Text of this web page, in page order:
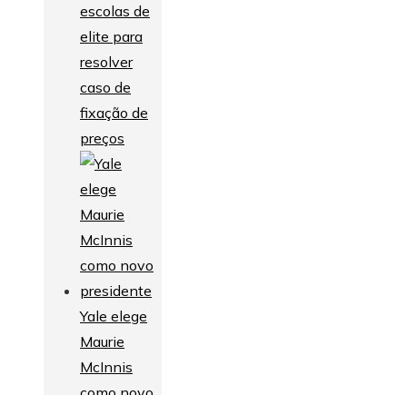
escolas de
elite para
resolver
caso de
fixação de
preços
Yale elege
Maurie
McInnis